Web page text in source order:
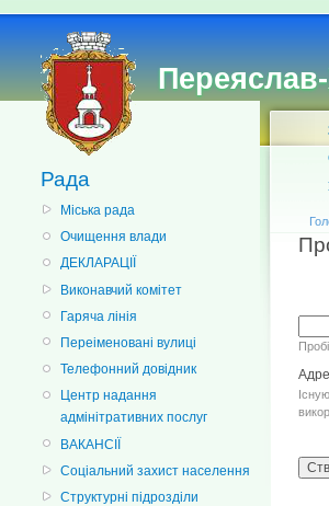
Рада
Міська рада
Очищення влади
ДЕКЛАРАЦІЇ
Виконавчий комітет
Гаряча лінія
Переіменовані вулиці
Телефонний довідник
Центр надання
адмінітративних послуг
ВАКАНСІЇ
Соціальний захист населення
Структурні підрозділи